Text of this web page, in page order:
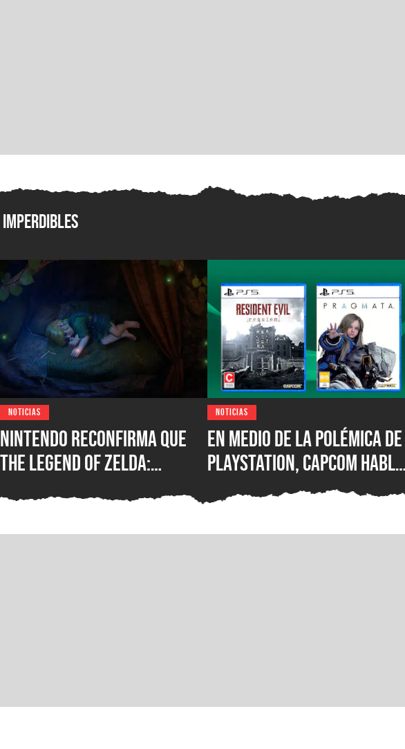
Imperdibles
NOTICIAS
Nintendo reconfirma que
The Legend of Zelda:
rumor de noviembre toma
NOTICIAS
En medio de la polémica de
PlayStation, Capcom habla
de la desaparición del
formato físico y deja en
evidencia por qué los